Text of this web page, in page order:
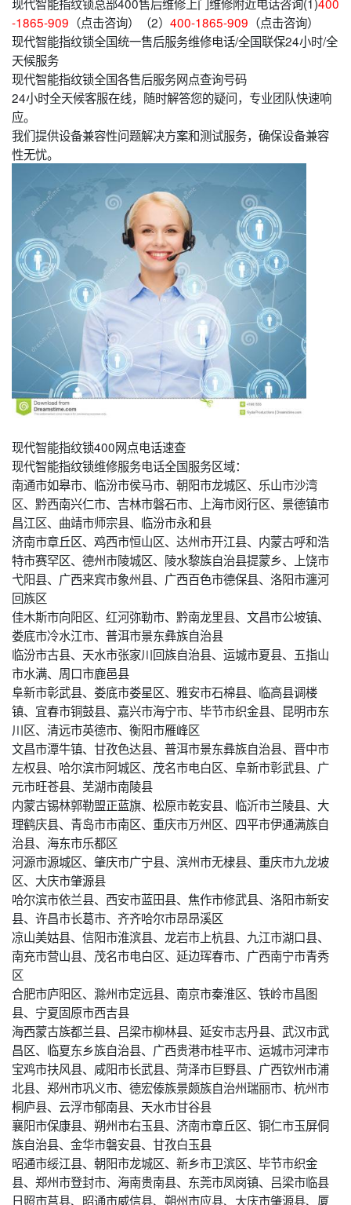
-1865-909 （点击咨询）（2） 400-1865-909 （点击咨询）
现代智能指纹锁全国统一售后服务维修电话/全国联保24小时/全
天候服务
现代智能指纹锁全国各售后服务网点查询号码
24小时全天候客服在线，随时解答您的疑问，专业团队快速响
应。
我们提供设备兼容性问题解决方案和测试服务，确保设备兼容
性无忧。
现代智能指纹锁400网点电话速查
现代智能指纹锁维修服务电话全国服务区域：
南通市如皋市、临汾市侯马市、朝阳市龙城区、乐山市沙湾
区、黔西南兴仁市、吉林市磐石市、上海市闵行区、景德镇市
昌江区、曲靖市师宗县、临汾市永和县
济南市章丘区、鸡西市恒山区、达州市开江县、内蒙古呼和浩
特市赛罕区、德州市陵城区、陵水黎族自治县提蒙乡、上饶市
弋阳县、广西来宾市象州县、广西百色市德保县、洛阳市瀍河
回族区
佳木斯市向阳区、红河弥勒市、黔南龙里县、文昌市公坡镇、
娄底市冷水江市、普洱市景东彝族自治县
临汾市古县、天水市张家川回族自治县、运城市夏县、五指山
市水满、周口市鹿邑县
阜新市彰武县、娄底市娄星区、雅安市石棉县、临高县调楼
镇、宜春市铜鼓县、嘉兴市海宁市、毕节市织金县、昆明市东
川区、清远市英德市、衡阳市雁峰区
文昌市潭牛镇、甘孜色达县、普洱市景东彝族自治县、晋中市
左权县、哈尔滨市阿城区、茂名市电白区、阜新市彰武县、广
元市旺苍县、芜湖市南陵县
内蒙古锡林郭勒盟正蓝旗、松原市乾安县、临沂市兰陵县、大
理鹤庆县、青岛市市南区、重庆市万州区、四平市伊通满族自
治县、海东市乐都区
河源市源城区、肇庆市广宁县、滨州市无棣县、重庆市九龙坡
区、大庆市肇源县
哈尔滨市依兰县、西安市蓝田县、焦作市修武县、洛阳市新安
县、许昌市长葛市、齐齐哈尔市昂昂溪区
凉山美姑县、信阳市淮滨县、龙岩市上杭县、九江市湖口县、
南充市营山县、茂名市电白区、延边珲春市、广西南宁市青秀
区
合肥市庐阳区、滁州市定远县、南京市秦淮区、铁岭市昌图
县、宁夏固原市西吉县
海西蒙古族都兰县、吕梁市柳林县、延安市志丹县、武汉市武
昌区、临夏东乡族自治县、广西贵港市桂平市、运城市河津市
宝鸡市扶风县、咸阳市长武县、菏泽市巨野县、广西钦州市浦
北县、郑州市巩义市、德宏傣族景颇族自治州瑞丽市、杭州市
桐庐县、云浮市郁南县、天水市甘谷县
襄阳市保康县、朔州市右玉县、济南市章丘区、铜仁市玉屏侗
族自治县、金华市磐安县、甘孜白玉县
昭通市绥江县、朝阳市龙城区、新乡市卫滨区、毕节市织金
县、郑州市登封市、海南贵南县、东莞市凤岗镇、吕梁市临县
日照市莒县、昭通市威信县、朔州市应县、大庆市肇源县、厦